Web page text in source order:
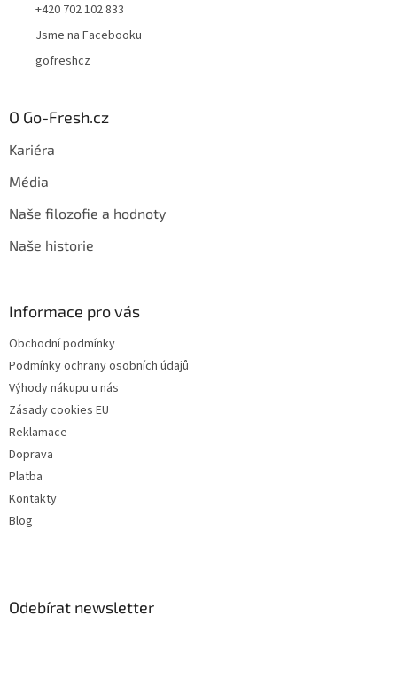
+420 702 102 833
Jsme na Facebooku
gofreshcz
O Go-Fresh.cz
Kariéra
Média
Naše filozofie a hodnoty
Naše historie
Informace pro vás
Obchodní podmínky
Podmínky ochrany osobních údajů
Výhody nákupu u nás
Zásady cookies EU
Reklamace
Doprava
Platba
Kontakty
Blog
Odebírat newsletter